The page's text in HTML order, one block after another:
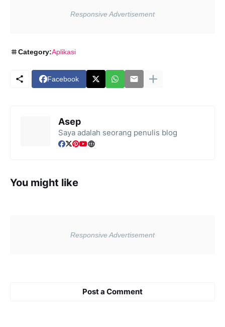
Category:Aplikasi
Facebook
Asep
Saya adalah seorang penulis blog
You might like
Post a Comment